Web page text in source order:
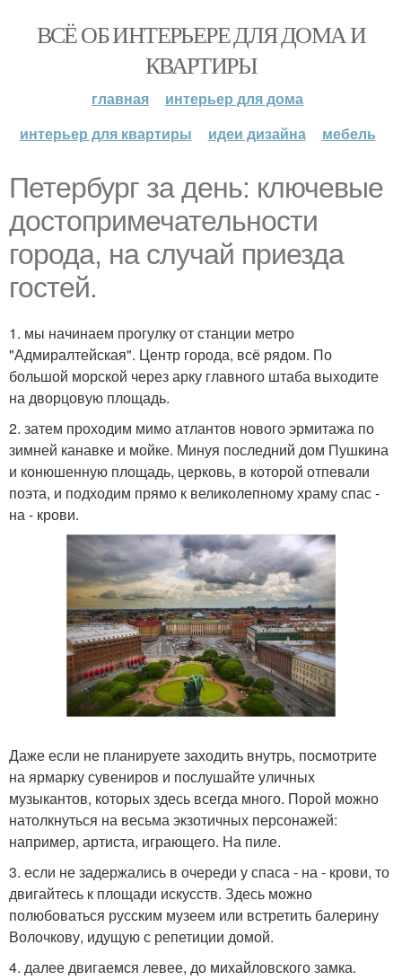
ВСЁ ОБ ИНТЕРЬЕРЕ ДЛЯ ДОМА И
КВАРТИРЫ
главная
интерьер для дома
интерьер для квартиры
идеи дизайна мебель
Петербург за день: ключевые
достопримечательности
города, на случай приезда
гостей.
1. мы начинаем прогулку от станции метро
"Адмиралтейская". Центр города, всё рядом. По
большой морской через арку главного штаба выходите
на дворцовую площадь.
2. затем проходим мимо атлантов нового эрмитажа по
зимней канавке и мойке. Минуя последний дом Пушкина
и конюшенную площадь, церковь, в которой отпевали
поэта, и подходим прямо к великолепному храму спас -
на - крови.
Даже если не планируете заходить внутрь, посмотрите
на ярмарку сувениров и послушайте уличных
музыкантов, которых здесь всегда много. Порой можно
натолкнуться на весьма экзотичных персонажей:
например, артиста, играющего. На пиле.
3. если не задержались в очереди у спаса - на - крови, то
двигайтесь к площади искусств. Здесь можно
полюбоваться русским музеем или встретить балерину
Волочкову, идущую с репетиции домой.
4. далее двигаемся левее, до михайловского замка.